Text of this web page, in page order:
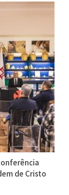
de Cristo